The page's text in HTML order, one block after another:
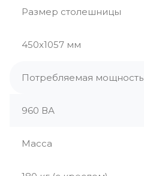
Размер столешницы
450x1057 мм
Потребляемая мощность
960 ВА
Масса